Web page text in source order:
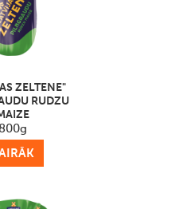
ZELTENE"
RUDZU
800g